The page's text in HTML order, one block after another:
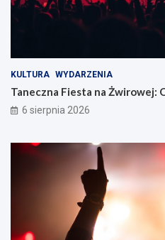
KULTURA WYDARZENIA
Taneczna Fiesta na Żwirowej:
6 sierpnia 2026